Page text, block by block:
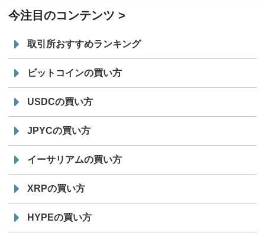
今注目のコンテンツ
取引所おすすめランキング
ビットコインの買い方
USDCの買い方
JPYCの買い方
イーサリアムの買い方
XRPの買い方
HYPEの買い方